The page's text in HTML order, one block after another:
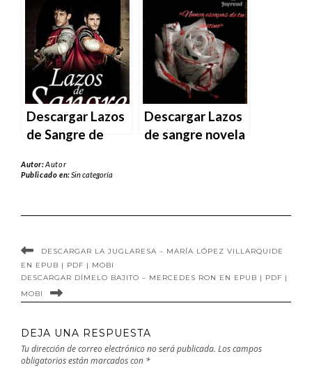
Huertas en EPUB
| PDF | MOBI
McManus en
EPUB | PDF |
MOBI
Descargar Lazos
de Sangre de
EPUB | PDF |
Descargar Lazos
de sangre novela
Autor:Autor
Publicado en:Sin categoría
DESCARGAR LA JUGLARESA – MARÍA LÓPEZ VILLARQUIDE
EN EPUB | PDF | MOBI
DESCARGAR DÍMELO BAJITO – MERCEDES RON EN EPUB | PDF |
MOBI
DEJA UNA RESPUESTA
Tu dirección de correo electrónico no será publicada. Los campos
obligatorios están marcados con *